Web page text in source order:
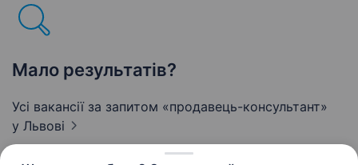
Мало результатів?
Усі вакансії за запитом «продавець-консультант»
у Львові